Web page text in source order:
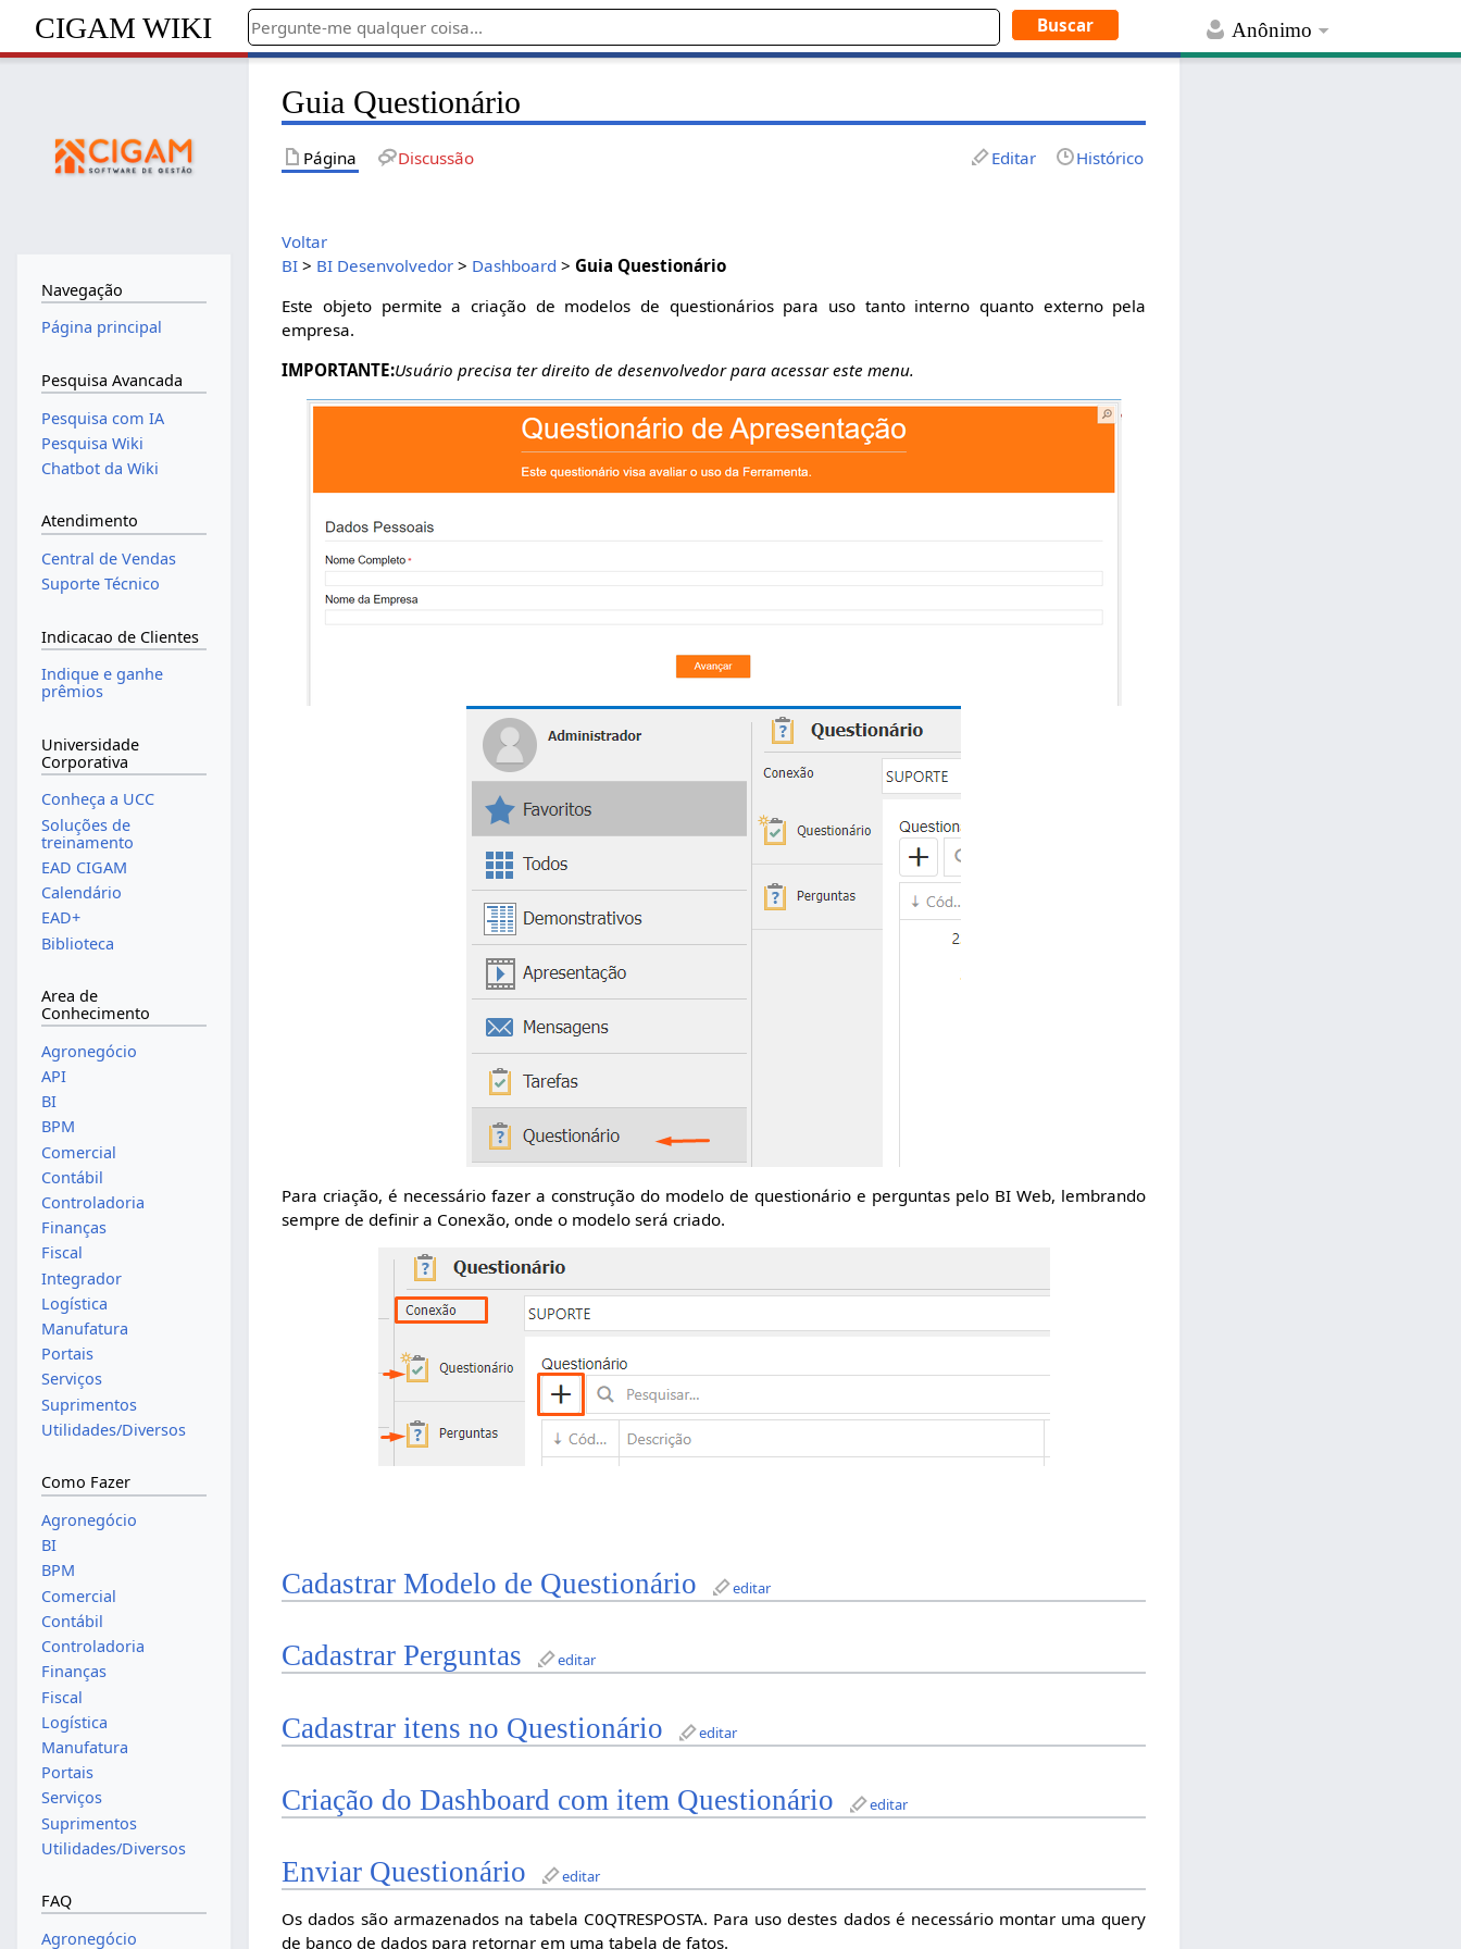
Anônimo
CIGAM WIKI
Guia Questionário
Página Discussão Editar Histórico
Voltar
BI > BI Desenvolvedor > Dashboard >Guia Questionário
Este objeto permite a criação de modelos de questionários para uso tanto interno quanto externo pela
empresa.
IMPORTANTE:Usuário precisa ter direito de desenvolvedor para acessar este menu.
Para criação, é necessário fazer a construção do modelo de questionário e perguntas pelo BI Web, lembrando
sempre de definir a Conexão, onde o modelo será criado.
Cadastrar Modelo de Questionário editar
Cadastrar Perguntas editar
Cadastrar itens no Questionário editar
Criação do Dashboard com item Questionário editar
Enviar Questionário editar
Os dados são armazenados na tabela C0QTRESPOSTA. Para uso destes dados é necessário montar uma query
de banco de dados para retornar em uma tabela de fatos.
Navegação
Página principal
Pesquisa Avancada
Pesquisa com IA
Pesquisa Wiki
Chatbot da Wiki
Atendimento
Central de Vendas
Suporte Técnico
Indicacao de Clientes
Indique e ganhe
prêmios
Universidade
Corporativa
Conheça a UCC
Soluções de
treinamento
EAD CIGAM
Calendário
EAD+
Biblioteca
Area de
Conhecimento
Agronegócio
API
BI
BPM
Comercial
Contábil
Controladoria
Finanças
Fiscal
Integrador
Logística
Manufatura
Portais
Serviços
Suprimentos
Utilidades/Diversos
Como Fazer
Agronegócio
BI
BPM
Comercial
Contábil
Controladoria
Finanças
Fiscal
Logística
Manufatura
Portais
Serviços
Suprimentos
Utilidades/Diversos
FAQ
Agronegócio